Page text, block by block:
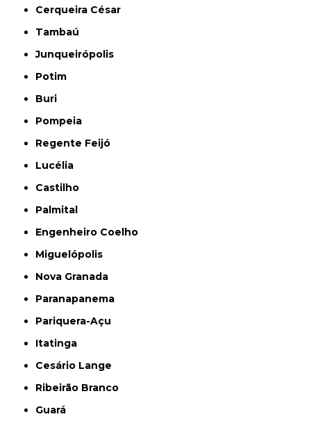
Cerqueira César
Tambaú
Junqueirópolis
Potim
Buri
Pompeia
Regente Feijó
Lucélia
Castilho
Palmital
Engenheiro Coelho
Miguelópolis
Nova Granada
Paranapanema
Pariquera-Açu
Itatinga
Cesário Lange
Ribeirão Branco
Guará